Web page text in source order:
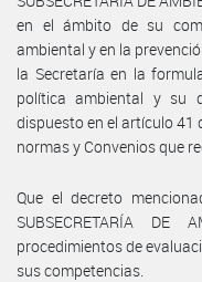
en el ámbito de su
ambiental y en la
la Secretaría en la
política ambiental y su
dispuesto en el artículo 41
normas y Convenios que
Que el decreto
SUBSECRETARÍA
procedimientos de
sus competencias.